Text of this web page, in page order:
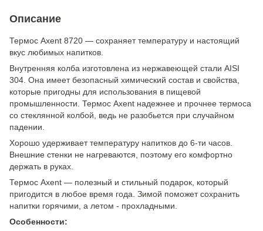
Описание
Термос Axent 8720 — сохраняет температуру и настоящий
вкус любимых напитков.
Внутренняя колба изготовлена из нержавеющей стали AISI
304. Она имеет безопасный химический состав и свойства,
которые пригодны для использования в пищевой
промышленности. Термос Axent надежнее и прочнее термоса
со стеклянной колбой, ведь не разобьется при случайном
падении.
Хорошо удерживает температуру напитков до 6-ти часов.
Внешние стенки не нагреваются, поэтому его комфортно
держать в руках.
Термос Axent — полезный и стильный подарок, который
пригодится в любое время года. Зимой поможет сохранить
напитки горячими, а летом - прохладными.
Особенности: